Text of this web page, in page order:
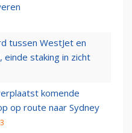
tussen WestJet en
einde staking in zicht
komende
op route naar Sydney